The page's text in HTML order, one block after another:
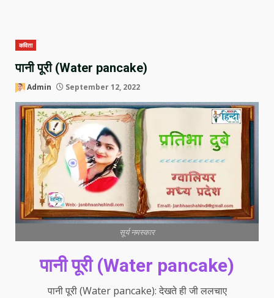
कविता
पानी पूरी (Water pancake)
Admin September 12, 2022
सूर्य नमस्कार
पानी पूरी (Water pancake)
पानी पूरी (Water pancake): देखते ही जी ललचाए